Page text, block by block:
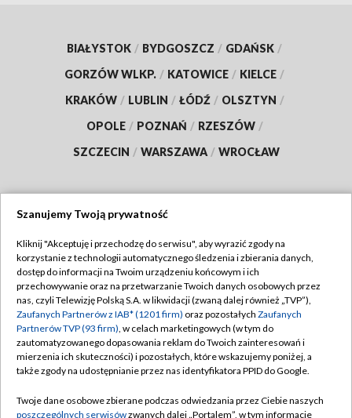
BIAŁYSTOK / BYDGOSZCZ / GDAŃSK /
GORZÓW WLKP. / KATOWICE / KIELCE /
KRAKÓW / LUBLIN / ŁÓDŹ / OLSZTYN /
OPOLE / POZNAŃ / RZESZÓW /
SZCZECIN / WARSZAWA / WROCŁAW
TVP
Abonament TVP
Emisja w TVP
Centrum informacji TVP
Naziemna Telewizja Cyfrowa
Rada Programowa
Regulamin TVP
Polityka prywatności
Moje zgody
Pomoc
Szanujemy Twoją prywatność
Kliknij "Akceptuję i przechodzę do serwisu", aby wyrazić zgody na
korzystanie z technologii automatycznego śledzenia i zbierania danych,
dostęp do informacji na Twoim urządzeniu końcowym i ich
przechowywanie oraz na przetwarzanie Twoich danych osobowych przez
nas, czyli Telewizję Polską S.A. w likwidacji (zwaną dalej również „TVP”),
Zaufanych Partnerów z IAB* (1201 firm) oraz pozostałych Zaufanych
Partnerów TVP (93 firm), w celach marketingowych (w tym do
zautomatyzowanego dopasowania reklam do Twoich zainteresowań i
mierzenia ich skuteczności) i pozostałych, które wskazujemy poniżej, a
także zgody na udostępnianie przez nas identyfikatora PPID do Google.
Twoje dane osobowe zbierane podczas odwiedzania przez Ciebie naszych
poszczególnych serwisówzwanych dalej „Portalem”, w tym informacje